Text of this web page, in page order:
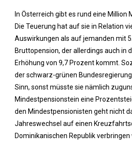
In Österreich gibt es rund eine Million
Die Teuerung hat auf sie in Relation
Auswirkungen als auf jemanden mit
Bruttopension, der allerdings auch in
Erhöhung von 9,7 Prozent kommt.
der schwarz-grünen
Sinn, sonst müsste sie nämlich
Mindestpensionstein eine
den Mindestpensionisten geht nicht
Jahreswechsel auf einen
Dominikanischen Republik